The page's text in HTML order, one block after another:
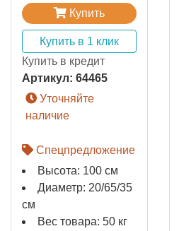
Купить
Купить в 1 клик
Купить в кредит
Артикул: 64465
Уточняйте
наличие
Спецпредложение
Высота: 100 см
Диаметр: 20/65/35
см
Вес товара: 50 кг